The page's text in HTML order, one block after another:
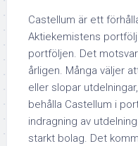
Castellum är ett
Aktiekemistens
portföljen. Det
årligen. Många väljer
eller slopar
behålla Castellum i
indragning av
starkt bolag. Det